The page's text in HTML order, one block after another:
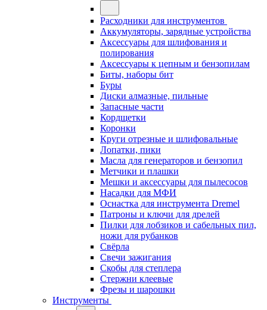
Расходники для инструментов
Аккумуляторы, зарядные устройства
Аксессуары для шлифования и
полирования
Аксессуары к цепным и бензопилам
Биты, наборы бит
Буры
Диски алмазные, пильные
Запасные части
Кордщетки
Коронки
Круги отрезные и шлифовальные
Лопатки, пики
Масла для генераторов и бензопил
Метчики и плашки
Мешки и аксессуары для пылесосов
Насадки для МФИ
Оснастка для инструмента Dremel
Патроны и ключи для дрелей
Пилки для лобзиков и сабельных пил,
ножи для рубанков
Свёрла
Свечи зажигания
Скобы для степлера
Стержни клеевые
Фрезы и шарошки
Инструменты